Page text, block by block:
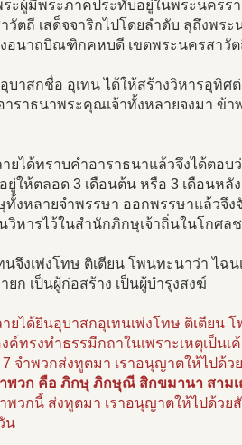
ระผู้มีพระภาคประทับอยู่ในพระนครร
วัตถี เสด็จจาริกไปโดยลำดับ ลุถึงพร
อนาถบิณฑิกคหบดี เขตพระนครสาวั
บาสกชื่อ อุเทน ได้ให้สร้างวิหารอุทิ
าราธนาพระคุณเจ้าทั้งหลายจงมา ข้
ยได้ทราบคำอาราธนาแล้วจึงได้ตอ
ยู่ให้ตลอด 3 เดือนต้น หรือ 3 เดือนหลั
ทั้งหลายจำพรรษา ออกพรรษาแล้วจึ
วิหารไว้ในสำนักภิกษุเจ้าถิ่นในโกศล
นจึงเพ่งโทษ ติเตียน โพนทะนาว่า ไฉ
ยก เป็นผู้ก่อสร้าง เป็นผู้บำรุงสงฆ์
ยได้ยินอุบาสกอุเทนเพ่งโทษ ติเตียน
ค์ทรงทำธรรมีกถาในเพราะเหตุเป็น
จำพวกส่งทูตมา เราอนุญาตให้ไปด้
พวก คือ ภิกษุ ภิกษุณี สิกขมานา สาม
พวกนี้ ส่งทูตมา เราอนุญาตให้ไปด้วย
น